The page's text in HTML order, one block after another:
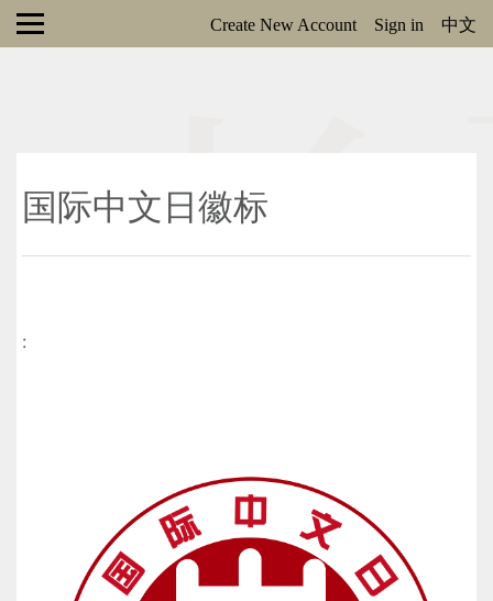
Create New Account Sign in 中文
国际中文日徽标
: